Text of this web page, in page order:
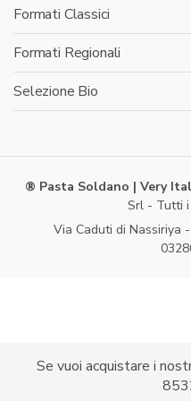
Se vuoi acquistare i
Formati Classici
Formati Regionali
Selezione Bio
® Pasta Soldano | Very
Srl - Tutti
Via Caduti di Nassiriya -